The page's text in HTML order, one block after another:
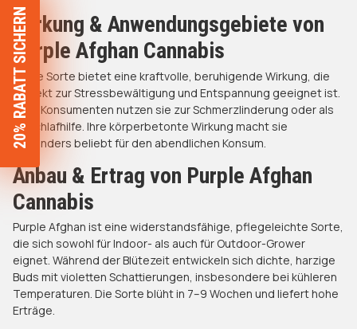
Wirkung & Anwendungsgebiete von
Purple Afghan Cannabis
Diese Sorte bietet eine kraftvolle, beruhigende Wirkung, die
perfekt zur Stressbewältigung und Entspannung geeignet ist.
Viele Konsumenten nutzen sie zur Schmerzlinderung oder als
Einschlafhilfe. Ihre körperbetonte Wirkung macht sie
besonders beliebt für den abendlichen Konsum.
Anbau & Ertrag von Purple Afghan
Cannabis
Purple Afghan ist eine widerstandsfähige, pflegeleichte Sorte,
die sich sowohl für Indoor- als auch für Outdoor-Grower
eignet. Während der Blütezeit entwickeln sich dichte, harzige
Buds mit violetten Schattierungen, insbesondere bei kühleren
Temperaturen. Die Sorte blüht in 7–9 Wochen und liefert hohe
Erträge.
20% RABATT SICHERN